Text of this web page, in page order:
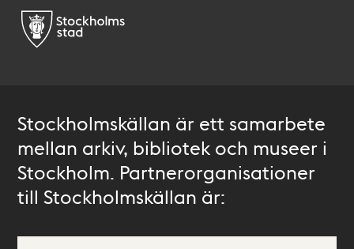
Stockholmskällan är ett samarbete
mellan arkiv, bibliotek och museer i
Stockholm. Partnerorganisationer
till Stockholmskällan är: